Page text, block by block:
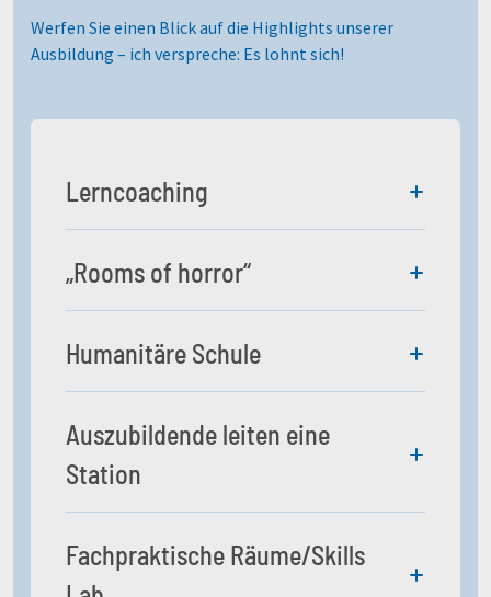
Werfen Sie einen Blick auf die Highlights unserer
Ausbildung – ich verspreche: Es lohnt sich!
Lerncoaching
„Rooms of horror“
Humanitäre Schule
Auszubildende leiten eine
Station
Fachpraktische Räume/Skills